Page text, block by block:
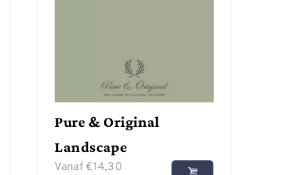
Pure & Original
Landscape
Vanaf €14,30